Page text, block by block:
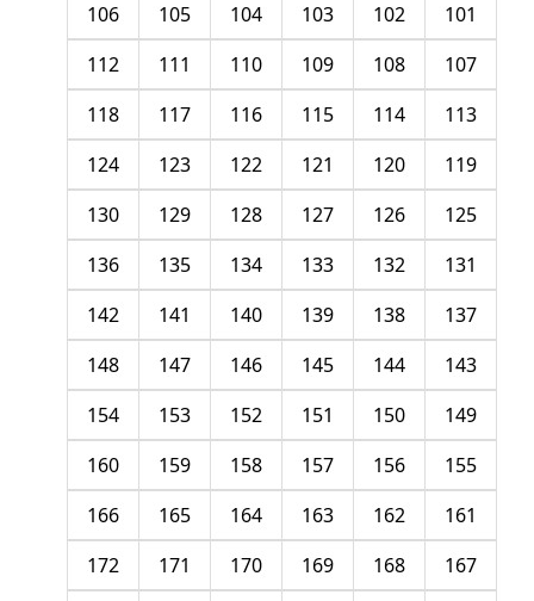
101
102
103
104
105
106
107
108
109
110
111
112
113
114
115
116
117
118
119
120
121
122
123
124
125
126
127
128
129
130
131
132
133
134
135
136
137
138
139
140
141
142
143
144
145
146
147
148
149
150
151
152
153
154
155
156
157
158
159
160
161
162
163
164
165
166
167
168
169
170
171
172